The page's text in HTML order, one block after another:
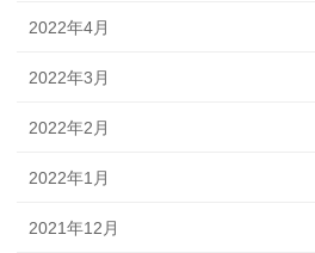
2022年4月
2022年3月
2022年2月
2022年1月
2021年12月